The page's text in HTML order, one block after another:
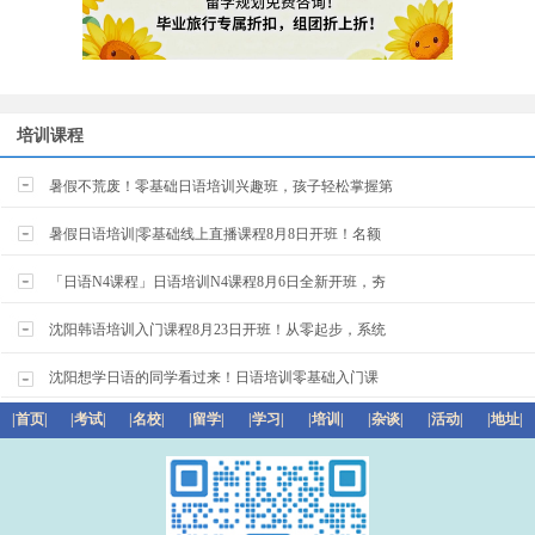
培训课程
暑假不荒废！零基础日语培训兴趣班，孩子轻松掌握第
暑假日语培训|零基础线上直播课程8月8日开班！名额
「日语N4课程」日语培训N4课程8月6日全新开班，夯
沈阳韩语培训入门课程8月23日开班！从零起步，系统
沈阳想学日语的同学看过来！日语培训零基础入门课
|首页| |考试| |名校| |留学| |学习| |培训| |杂谈| |活动| |地址|